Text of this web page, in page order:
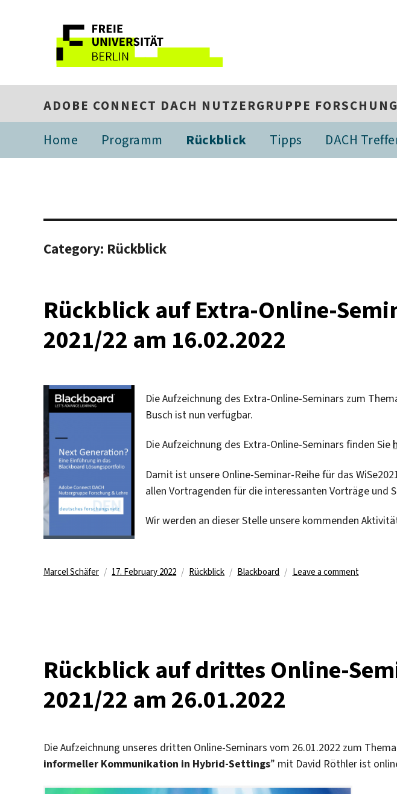
ADOBE CONNECT DACH NUTZERGRUPPE
Home Programm Rückblick Tipps DACH
Category: Rückblick
Rückblick auf Extra-Online-
2021/22 am 16.02.2022
Die Aufzeichnung des Extra-Online-Seminars zum
Busch ist nun verfügbar.
Die Aufzeichnung des Extra-Online-Seminars finden Sie
Damit ist unsere Online-Seminar-Reihe für das
allen Vortragenden für die interessanten Vorträge und
Wir werden an dieser Stelle unsere kommenden
Author
Marcel Schäfer
Posted
17. February 2022 Categories
Rückblick Tags
Blackboard Leave a commenton
WiSe
Rückblick auf drittes Online-
2021/22 am 26.01.2022
Die Aufzeichnung unseres dritten Online-Seminars vom 26.01.2022 zum Thema
informeller Kommunikation in Hybrid-Settings” mit David Röthler ist